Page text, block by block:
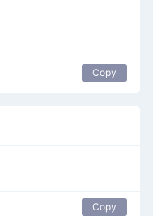
Copy
Copy